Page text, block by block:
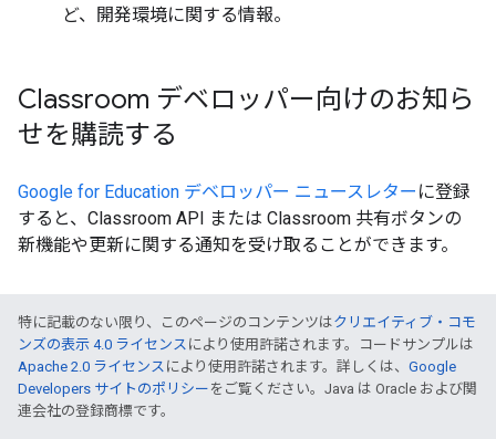
ど、開発環境に関する情報。
Classroom デベロッパー向けのお知ら
せを購読する
Google for Education デベロッパー ニュースレター に登録
すると、Classroom API または Classroom 共有ボタンの
新機能や更新に関する通知を受け取ることができます。
特に記載のない限り、このページのコンテンツはクリエイティブ・コモ
ンズの表示 4.0 ライセンス により使用許諾されます。コードサンプルは
Apache 2.0 ライセンス により使用許諾されます。詳しくは、 Google
Developers サイトのポリシー をご覧ください。Java は Oracle および関
連会社の登録商標です。